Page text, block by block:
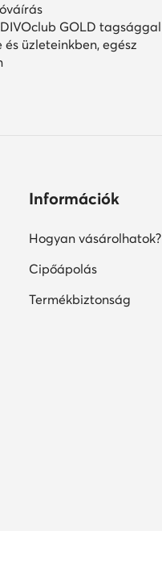
GOLD tagsággal
és üzleteinkben, egész
Információk
Hogyan vásárolhatok?
Cipőápolás
Termékbiztonság